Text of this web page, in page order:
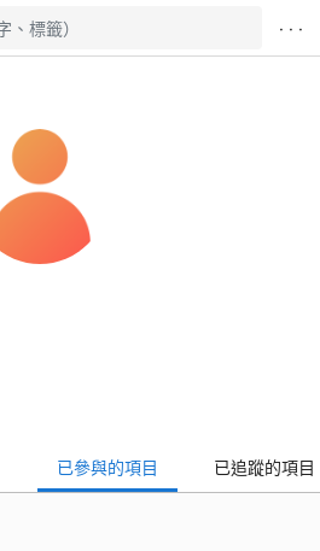
· · ·
已參與的項目 已追蹤的項目